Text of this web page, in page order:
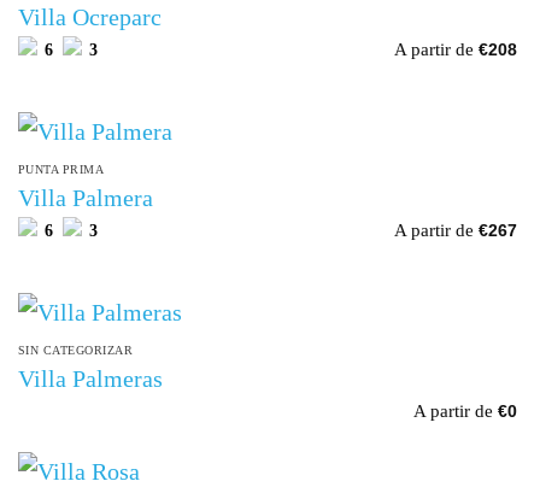
Villa Ocreparc
6 3 A partir de €208
PUNTA PRIMA
Villa Palmera
6 3 A partir de €267
SIN CATEGORIZAR
Villa Palmeras
A partir de €0